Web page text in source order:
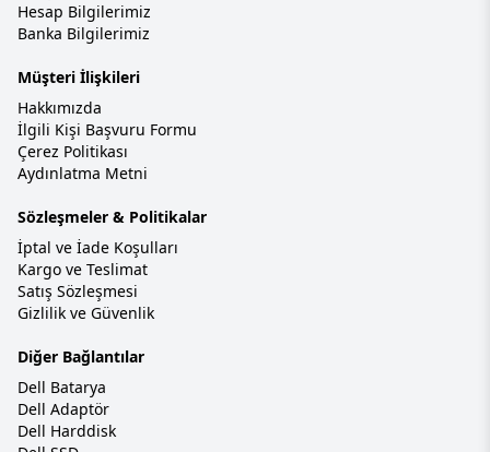
Hesap Bilgilerimiz
Banka Bilgilerimiz
Müşteri İlişkileri
Hakkımızda
İlgili Kişi Başvuru Formu
Çerez Politikası
Aydınlatma Metni
Sözleşmeler & Politikalar
İptal ve İade Koşulları
Kargo ve Teslimat
Satış Sözleşmesi
Gizlilik ve Güvenlik
Diğer Bağlantılar
Dell Batarya
Dell Adaptör
Dell Harddisk